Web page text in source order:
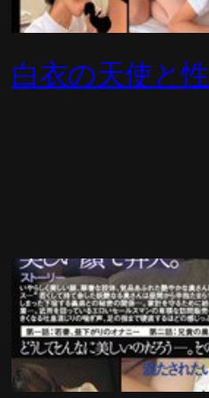
白衣の天使と